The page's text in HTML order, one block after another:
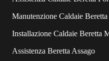
Manutenzione Caldaie
Installazione Caldaie Beretta
Assistenza Beretta Assago